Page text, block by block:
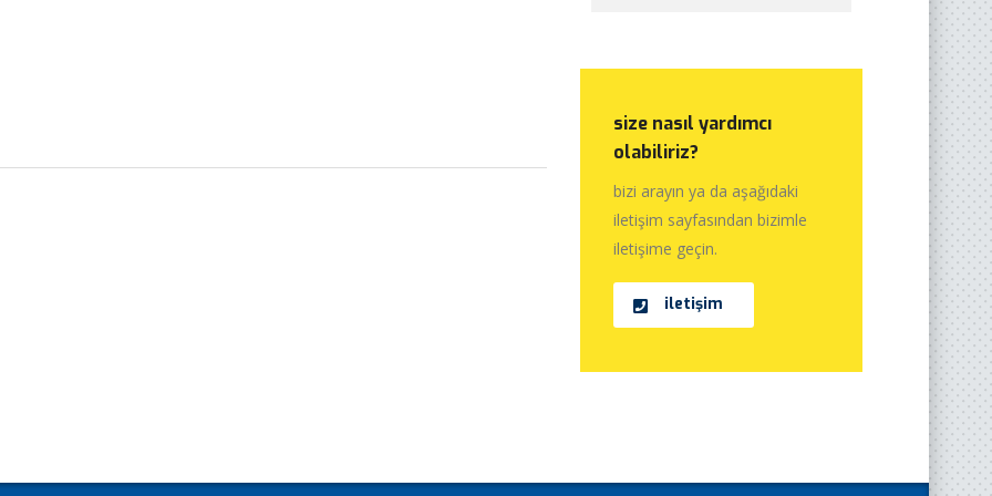
size nasıl yardımcı
olabiliriz?
bizi arayın ya da aşağıdaki
iletişim sayfasından bizimle
iletişime geçin.
iletişim